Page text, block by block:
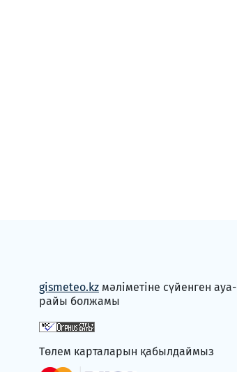
gismeteo.kz мәліметіне сүйенген ауа-
райы болжамы
Төлем карталарын қабылдаймыз